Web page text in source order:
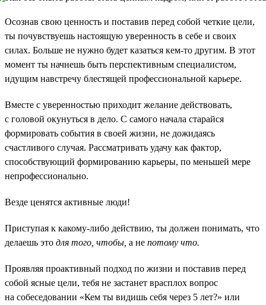
Осознав свою ценность и поставив перед собой четкие цели,
ты почувствуешь настоящую уверенность в себе и своих
силах. Больше не нужно будет казаться кем-то другим. В этот
момент ты начнешь быть перспективным специалистом,
идущим навстречу блестящей профессиональной карьере.
Вместе с уверенностью приходит желание действовать,
с головой окунуться в дело. С самого начала старайся
формировать события в своей жизни, не дожидаясь
счастливого случая. Рассматривать удачу как фактор,
способствующий формированию карьеры, по меньшей мере
непрофессионально.
Везде ценятся активные люди!
Приступая к какому-либо действию, ты должен понимать, что
делаешь это для того, чтобы, а не потому что.
Проявляя проактивный подход по жизни и поставив перед
собой ясные цели, тебя не застанет врасплох вопрос
на собеседовании «Кем ты видишь себя через 5 лет?» или